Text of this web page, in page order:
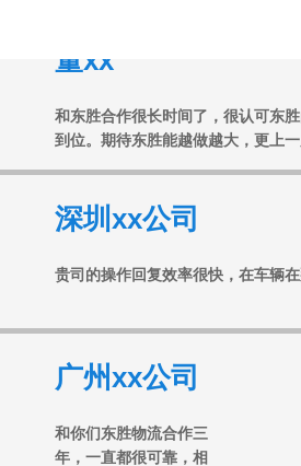
到位。期待东胜能越做越大，更上
年，一直都很可靠，相
信以后我们会配合的更